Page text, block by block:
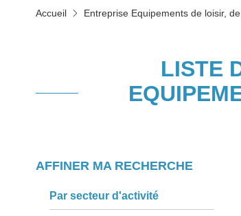
Accueil Entreprise Equipements de loisir,
LISTE
AFFINER MA RECHERCHE
Par secteur d'activité